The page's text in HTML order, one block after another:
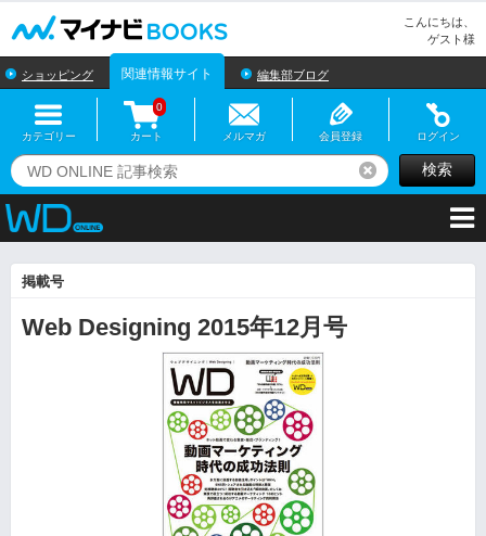
こんにちは、
ゲスト様
ショッピング 関連情報サイト 編集部ブログ
カテゴリー カート
0
メルマガ 会員登録 ログイン
リセット検索
掲載号
Web Designing 2015年12月号